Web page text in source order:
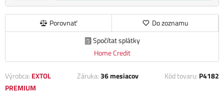
Porovnať
Do zoznamu
Spočítat splátky
Home Credit
Výrobca: EXTOL
PREMIUM
Záruka:36 mesiacov Kód tovaru: P4182